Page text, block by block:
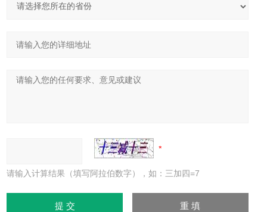
请输入计算结果（填写阿拉伯数字），如：三加四=7